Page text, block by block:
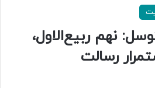
نهم ربیع‌الاول،
رسالت